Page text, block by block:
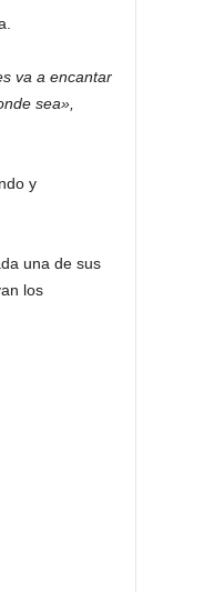
va a encantar
sea»,
y
una de sus
los